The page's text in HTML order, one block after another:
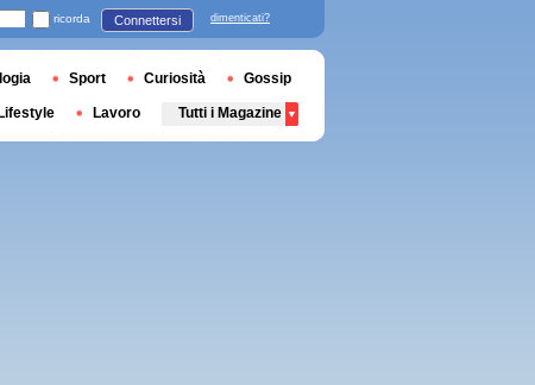
ricorda Connettersi dimenticati?
Sport Curiosità Gossip
Lifestyle Lavoro Tutti i Magazine